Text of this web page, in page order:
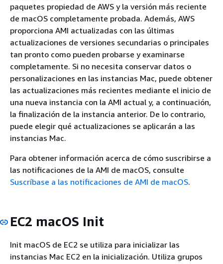
paquetes propiedad de AWS y la versión más reciente
de macOS completamente probada. Además, AWS
proporciona AMI actualizadas con las últimas
actualizaciones de versiones secundarias o principales
tan pronto como pueden probarse y examinarse
completamente. Si no necesita conservar datos o
personalizaciones en las instancias Mac, puede obtener
las actualizaciones más recientes mediante el inicio de
una nueva instancia con la AMI actual y, a continuación,
la finalización de la instancia anterior. De lo contrario,
puede elegir qué actualizaciones se aplicarán a las
instancias Mac.
Para obtener información acerca de cómo suscribirse a
las notificaciones de la AMI de macOS, consulte
Suscríbase a las notificaciones de AMI de macOS.
EC2 macOS Init
Init macOS de EC2 se utiliza para inicializar las
instancias Mac EC2 en la inicialización. Utiliza grupos